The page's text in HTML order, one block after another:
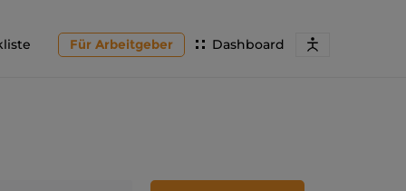
Dashboard
Für Arbeitgeber